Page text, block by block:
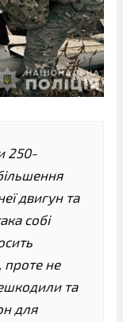
250-
двигун та
собі
проте не
та
для